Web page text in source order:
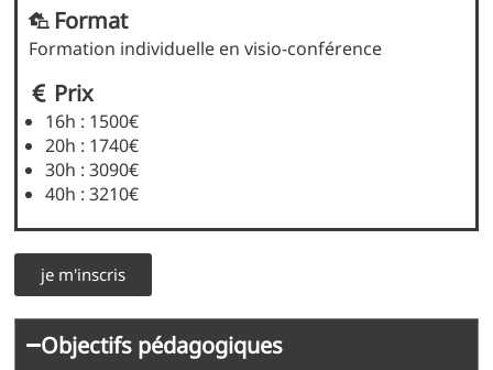
Format
Formation individuelle en visio-conférence
Prix
16h : 1500€
20h : 1740€
30h : 3090€
40h : 3210€
je m'inscris
Objectifs pédagogiques